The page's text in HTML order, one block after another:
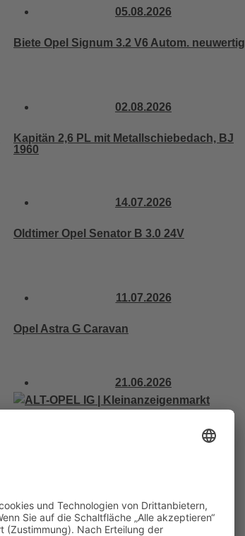
05.08.2026
Biete Opel Signum 3.2 V6 Autom. neuwertig
02.08.2026
Kapitän 2,6 PL mit Metallschiebedach, BJ
1960
14.07.2026
Oldtimer Opel Senator B 3.0 24V
11.07.2026
Opel Astra G Caravan
21.06.2026
Rekord A Limosine – Bj. 1965 – 4 Gang H-
Verkaufe Diplomat 2.8 H